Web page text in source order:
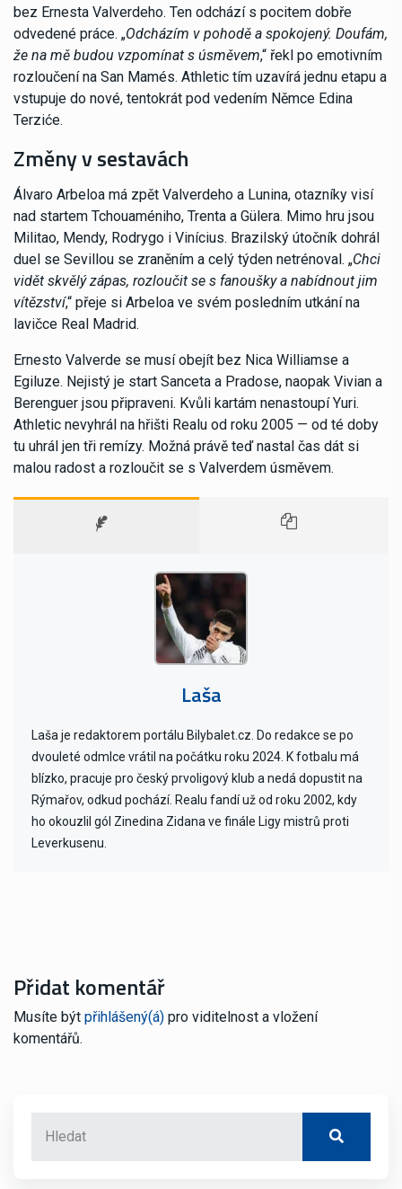
bez Ernesta Valverdeho. Ten odchází s pocitem dobře
odvedené práce. „Odcházím v pohodě a spokojený. Doufám,
že na mě budou vzpomínat s úsměvem,“ řekl po emotivním
rozloučení na San Mamés. Athletic tím uzavírá jednu etapu a
vstupuje do nové, tentokrát pod vedením Němce Edina
Terziće.
Změny v sestavách
Álvaro Arbeloa má zpět Valverdeho a Lunina, otazníky visí
nad startem Tchouaméniho, Trenta a Gülera. Mimo hru jsou
Militao, Mendy, Rodrygo i Vinícius. Brazilský útočník dohrál
duel se Sevillou se zraněním a celý týden netrénoval. „Chci
vidět skvělý zápas, rozloučit se s fanoušky a nabídnout jim
vítězství,“ přeje si Arbeloa ve svém posledním utkání na
lavičce Real Madrid.
Ernesto Valverde se musí obejít bez Nica Williamse a
Egiluze. Nejistý je start Sanceta a Pradose, naopak Vivian a
Berenguer jsou připraveni. Kvůli kartám nenastoupí Yuri.
Athletic nevyhrál na hřišti Realu od roku 2005 — od té doby
tu uhrál jen tři remízy. Možná právě teď nastal čas dát si
malou radost a rozloučit se s Valverdem úsměvem.
Laša
Laša je redaktorem portálu Bilybalet.cz. Do redakce se po
dvouleté odmlce vrátil na počátku roku 2024. K fotbalu má
blízko, pracuje pro český prvoligový klub a nedá dopustit na
Rýmařov, odkud pochází. Realu fandí už od roku 2002, kdy
ho okouzlil gól Zinedina Zidana ve finále Ligy mistrů proti
Leverkusenu.
Přidat komentář
Musíte být přihlášený(á) pro viditelnost a vložení
komentářů.